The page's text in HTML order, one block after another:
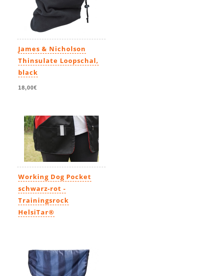
James & Nicholson
Thinsulate Loopschal,
black
18,00€
Working Dog Pocket
schwarz-rot -
Trainingsrock
HelsiTar®